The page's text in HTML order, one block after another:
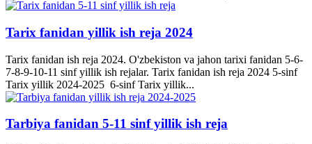
Tarix fanidan yillik ish reja 2024
Tarix fanidan ish reja 2024. O'zbekiston va jahon tarixi fanidan 5-6-
7-8-9-10-11 sinf yillik ish rejalar. Tarix fanidan ish reja 2024 5-sinf
Tarix yillik 2024-2025 6-sinf Tarix yillik...
Tarbiya fanidan 5-11 sinf yillik ish reja